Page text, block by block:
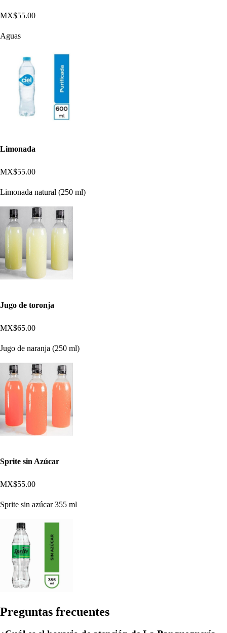
MX$55.00
Aguas
Limonada
MX$55.00
Limonada natural (250 ml)
Jugo de toronja
MX$65.00
Jugo de naranja (250 ml)
Sprite sin Azúcar
MX$55.00
Sprite sin azúcar 355 ml
Preguntas frecuentes